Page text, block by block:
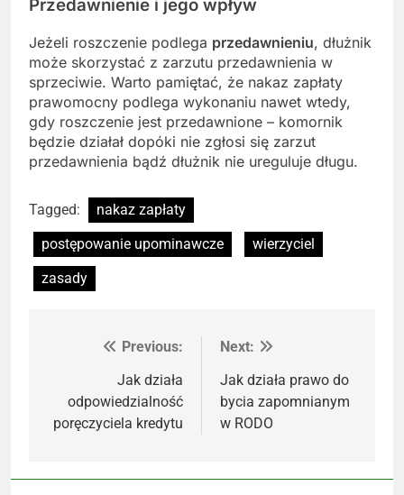
Przedawnienie i jego wpływ
Jeżeli roszczenie podlega przedawnieniu, dłużnik
może skorzystać z zarzutu przedawnienia w
sprzeciwie. Warto pamiętać, że nakaz zapłaty
prawomocny podlega wykonaniu nawet wtedy,
gdy roszczenie jest przedawnione – komornik
będzie działał dopóki nie zgłosi się zarzut
przedawnienia bądź dłużnik nie ureguluje długu.
Tagged:
nakaz zapłaty
postępowanie upominawcze
wierzyciel
zasady
NawigacjaPrevious:
Jak działa
odpowiedzialność
poręczyciela kredytu
Next:
Jak działa prawo do
bycia zapomnianym
w RODO